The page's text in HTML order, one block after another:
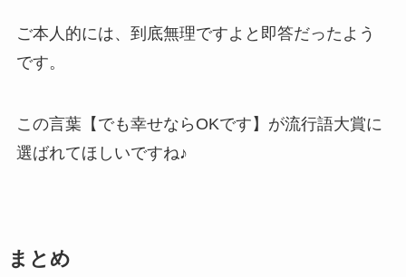
ご本人的には、到底無理ですよと即答だったよう
です。
この言葉【でも幸せならOKです】が流行語大賞に
選ばれてほしいですね♪
まとめ